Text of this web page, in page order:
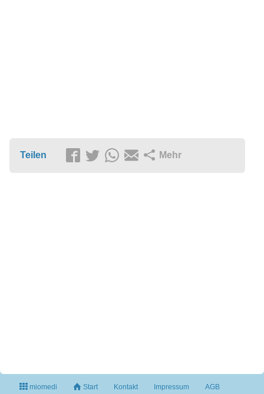
Teilen Mehr
miomedi Start Kontakt Impressum AGB